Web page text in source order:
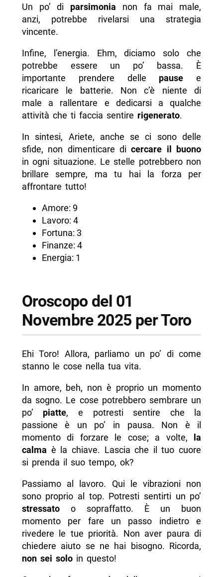
Un po’ di parsimonia non fa mai male,
anzi, potrebbe rivelarsi una strategia
vincente.
Infine, l’energia. Ehm, diciamo solo che
potrebbe essere un po’ bassa. È
importante prendere delle pause e
ricaricare le batterie. Non c’è niente di
male a rallentare e dedicarsi a qualche
attività che ti faccia sentire rigenerato.
In sintesi, Ariete, anche se ci sono delle
sfide, non dimenticare dicercare il buono
in ogni situazione. Le stelle potrebbero non
brillare sempre, ma tu hai la forza per
affrontare tutto!
Amore: 9
Lavoro: 4
Fortuna: 3
Finanze: 4
Energia: 1
Oroscopo del 01
Novembre 2025 per Toro
Ehi Toro! Allora, parliamo un po’ di come
stanno le cose nella tua vita.
In amore, beh, non è proprio un momento
da sogno. Le cose potrebbero sembrare un
po’ piatte, e potresti sentire che la
passione è un po’ in pausa. Non è il
momento di forzare le cose; a volte,
la
calma è la chiave. Lascia che il tuo cuore
si prenda il suo tempo, ok?
Passiamo al lavoro. Qui le vibrazioni non
sono proprio al top. Potresti sentirti un po’
stressatoo sopraffatto. È un buon
momento per fare un passo indietro e
rivedere le tue priorità. Non aver paura di
chiedere aiuto se ne hai bisogno. Ricorda,
non sei soloin questo!